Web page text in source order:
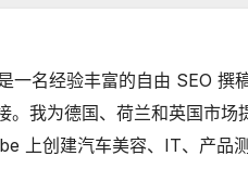
一名经验丰富的自由 SEO 撰
。我为德国、荷兰和英国市
上创建汽车美容、IT、产品